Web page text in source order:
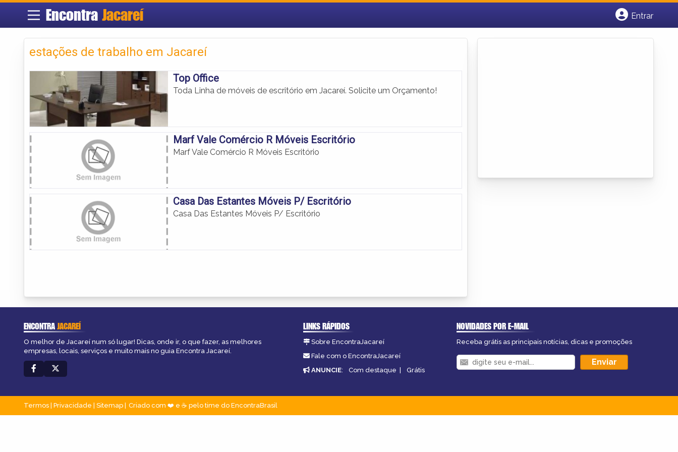
Encontra Jacareí
Entrar
estações de trabalho em Jacareí
Top Office
Toda Linha de móveis de escritório em Jacareí. Solicite um Orçamento!
Marf Vale Comércio R Móveis Escritório
Marf Vale Comércio R Móveis Escritório
Casa Das Estantes Móveis P/ Escritório
Casa Das Estantes Móveis P/ Escritório
ENCONTRAJACAREÍ
O melhor de Jacareí num só lugar! Dicas, onde ir, o que fazer, as melhores
empresas, locais, serviços e muito mais no guia Encontra Jacareí.
LINKS RÁPIDOS
Sobre EncontraJacareí
Fale com o EncontraJacareí
ANUNCIE: Com destaque | Grátis
NOVIDADES POR E-MAIL
Receba grátis as principais notícias, dicas e promoções
Termos Privacidade Sitemap Criado com ❤️ e ☕ pelo time do EncontraBrasil